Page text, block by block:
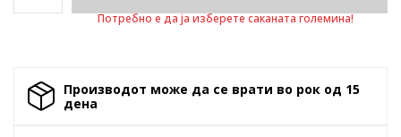
Потребно е да ја изберете саканата големина!
Производот може да се врати во рок од 15
денa